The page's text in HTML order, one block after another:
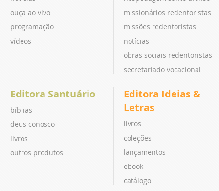
ouça ao vivo
programação
vídeos
missionários redentoristas
missões redentoristas
notícias
obras sociais redentoristas
secretariado vocacional
Editora Santuário
bíblias
deus conosco
livros
outros produtos
Editora Ideias &
Letras
livros
coleções
lançamentos
ebook
catálogo